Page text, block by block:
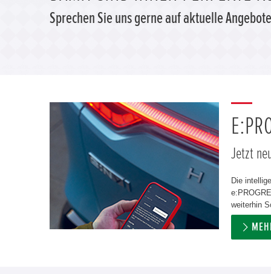
Sprechen Sie uns gerne auf aktuelle
Jetzt
Die
weiterhin